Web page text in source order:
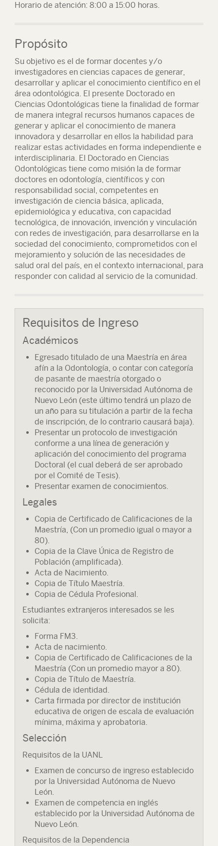
Horario de atención: 8:00 a 15:00 horas.
Propósito
Su objetivo es el de formar docentes y/o
investigadores en ciencias capaces de generar,
desarrollar y aplicar el conocimiento científico en el
área odontológica. El presente Doctorado en
Ciencias Odontológicas tiene la finalidad de formar
de manera integral recursos humanos capaces de
generar y aplicar el conocimiento de manera
innovadora y desarrollar en ellos la habilidad para
realizar estas actividades en forma independiente e
interdisciplinaria. El Doctorado en Ciencias
Odontológicas tiene como misión la de formar
doctores en odontología, científicos y con
responsabilidad social, competentes en
investigación de ciencia básica, aplicada,
epidemiológica y educativa, con capacidad
tecnológica, de innovación, invención y vinculación
con redes de investigación, para desarrollarse en la
sociedad del conocimiento, comprometidos con el
mejoramiento y solución de las necesidades de
salud oral del país, en el contexto internacional, para
responder con calidad al servicio de la comunidad.
Requisitos de Ingreso
Académicos
Egresado titulado de una Maestría en área
afín a la Odontología, o contar con categoría
de pasante de maestría otorgado o
reconocido por la Universidad Autónoma de
Nuevo León (este último tendrá un plazo de
un año para su titulación a partir de la fecha
de inscripción, de lo contrario causará baja).
Presentar un protocolo de investigación
conforme a una línea de generación y
aplicación del conocimiento del programa
Doctoral (el cual deberá de ser aprobado
por el Comité de Tesis).
Presentar examen de conocimientos.
Legales
Copia de Certificado de Calificaciones de la
Maestría, (Con un promedio igual o mayor a
80).
Copia de la Clave Única de Registro de
Población (amplificada).
Acta de Nacimiento.
Copia de Título Maestría.
Copia de Cédula Profesional.
Estudiantes extranjeros interesados se les
solicita:
Forma FM3.
Acta de nacimiento.
Copia de Certificado de Calificaciones de la
Maestría (Con un promedio mayor a 80).
Copia de Título de Maestría.
Cédula de identidad.
Carta firmada por director de institución
educativa de origen de escala de evaluación
mínima, máxima y aprobatoria.
Selección
Requisitos de la UANL
Examen de concurso de ingreso establecido
por la Universidad Autónoma de Nuevo
León.
Examen de competencia en inglés
establecido por la Universidad Autónoma de
Nuevo León.
Requisitos de la Dependencia